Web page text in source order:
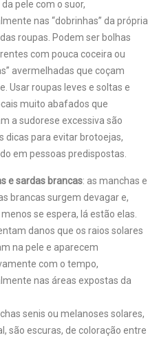
pele com o suor,
nas “dobrinhas” da própria
roupas. Podem ser bolhas
com pouca coceira ou
avermelhadas que coçam
Usar roupas leves e soltas e
muito abafados que
a sudorese excessiva são
dicas para evitar brotoejas,
em pessoas predispostas.
e sardas brancas: as manchas e
brancas surgem devagar e,
se espera, lá estão elas.
danos que os raios solares
na pele e aparecem
com o tempo,
nas áreas expostas da
senis ou melanoses solares,
são escuras, de coloração entre